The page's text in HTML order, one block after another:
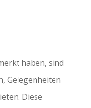
haben, sind
Gelegenheiten
Diese